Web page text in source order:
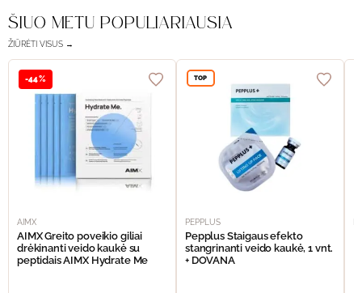
ŠIUO METU POPULIARIAUSIA
ŽIŪRĖTI VISUS →
-44%
AIMX
AIMX Greito poveikio giliai
drėkinanti veido kaukė su
peptidais AIMX Hydrate Me
TOP
PEPPLUS
Pepplus Staigaus efekto
stangrinanti veido kaukė, 1 vnt.
+ DOVANA